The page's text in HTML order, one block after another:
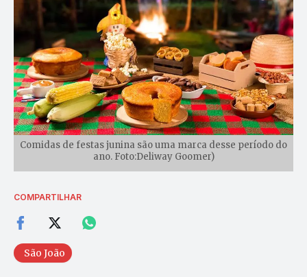
Comidas de festas junina são uma marca desse período do
ano. Foto:Deliway Goomer)
COMPARTILHAR
São João